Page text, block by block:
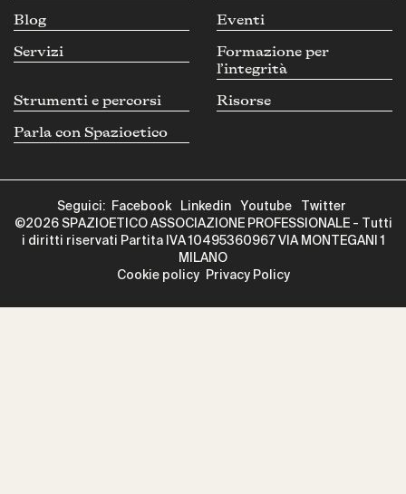
Blog Eventi
Servizi
Formazione per
l’integrità
Strumenti e percorsi Risorse
Parla con Spazioetico
Seguici: Facebook Linkedin Youtube
Twitter
©2026 SPAZIOETICO ASSOCIAZIONE PROFESSIONALE - Tutti
i diritti riservati Partita IVA 10495360967 VIA MONTEGANI 1
MILANO
Cookie policy
Privacy Policy